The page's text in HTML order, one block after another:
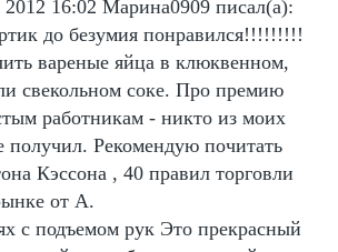
16:02 Марина0909 писал(а):
до безумия понравился!!!!!!!!!
вареные яйца в клюквенном,
свекольном соке. Про премию
работникам - никто из моих
получил. Рекомендую почитать
Кэссона , 40 правил торговли
от А.
с подъемом рук Это прекрасный